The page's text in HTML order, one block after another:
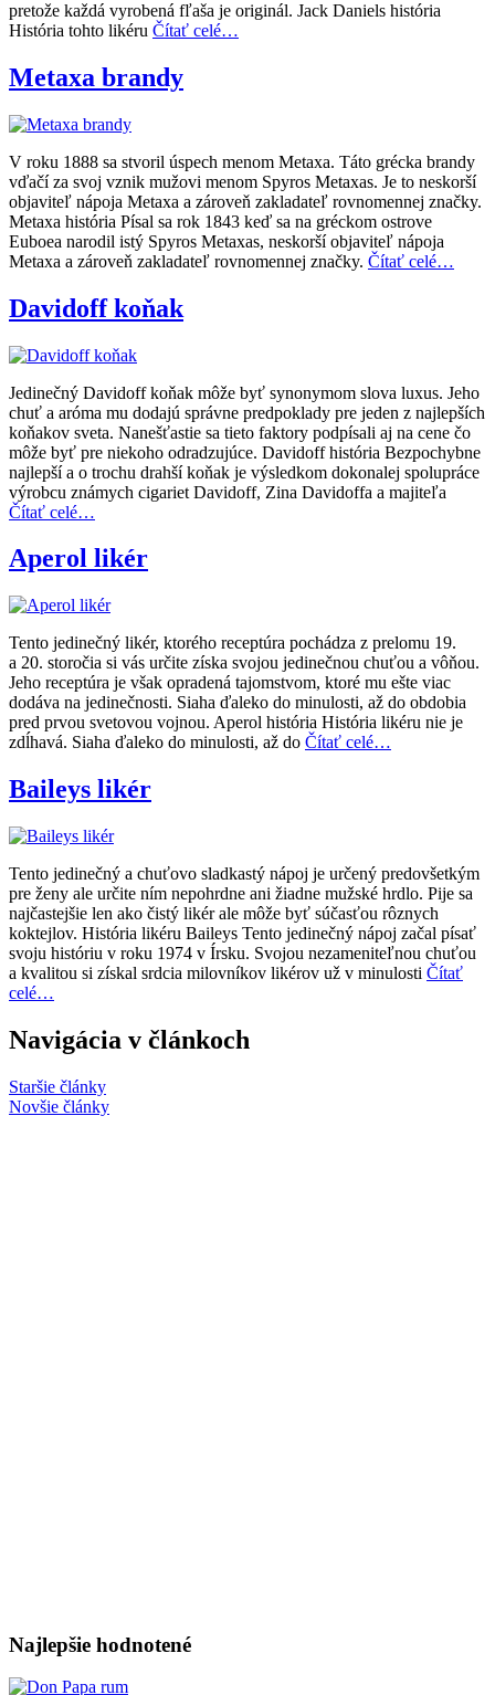
pretože každá vyrobená fľaša je originál. Jack Daniels história
História tohto likéru Čítať celé…
Metaxa brandy
V roku 1888 sa stvoril úspech menom Metaxa. Táto grécka brandy
vďačí za svoj vznik mužovi menom Spyros Metaxas. Je to neskorší
objaviteľ nápoja Metaxa a zároveň zakladateľ rovnomennej značky.
Metaxa história Písal sa rok 1843 keď sa na gréckom ostrove
Euboea narodil istý Spyros Metaxas, neskorší objaviteľ nápoja
Metaxa a zároveň zakladateľ rovnomennej značky. Čítať celé…
Davidoff koňak
Jedinečný Davidoff koňak môže byť synonymom slova luxus. Jeho
chuť a aróma mu dodajú správne predpoklady pre jeden z najlepších
koňakov sveta. Nanešťastie sa tieto faktory podpísali aj na cene čo
môže byť pre niekoho odradzujúce. Davidoff história Bezpochybne
najlepší a o trochu drahší koňak je výsledkom dokonalej spolupráce
výrobcu známych cigariet Davidoff, Zina Davidoffa a majiteľa
Čítať celé…
Aperol likér
Tento jedinečný likér, ktorého receptúra pochádza z prelomu 19.
a 20. storočia si vás určite získa svojou jedinečnou chuťou a vôňou.
Jeho receptúra je však opradená tajomstvom, ktoré mu ešte viac
dodáva na jedinečnosti. Siaha ďaleko do minulosti, až do obdobia
pred prvou svetovou vojnou. Aperol história História likéru nie je
zdĺhavá. Siaha ďaleko do minulosti, až do Čítať celé…
Baileys likér
Tento jedinečný a chuťovo sladkastý nápoj je určený predovšetkým
pre ženy ale určite ním nepohrdne ani žiadne mužské hrdlo. Pije sa
najčastejšie len ako čistý likér ale môže byť súčasťou rôznych
koktejlov. História likéru Baileys Tento jedinečný nápoj začal písať
svoju históriu v roku 1974 v Írsku. Svojou nezameniteľnou chuťou
a kvalitou si získal srdcia milovníkov likérov už v minulosti Čítať
celé…
Navigácia v článkoch
Staršie články
Novšie články
Najlepšie hodnotené